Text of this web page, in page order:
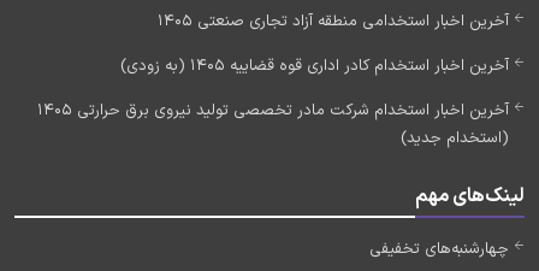
آخرین اخبار استخدامی منطقه آزاد تجاری صنعتی 1405
آخرین اخبار استخدام کادر اداری قوه قضاییه 1405 (به زودی)
آخرین اخبار استخدام شرکت مادر تخصصی تولید نیروی برق حرارتی 1405
(استخدام جدید)
لینک‌های مهم
چهارشنبه‌های تخفیفی